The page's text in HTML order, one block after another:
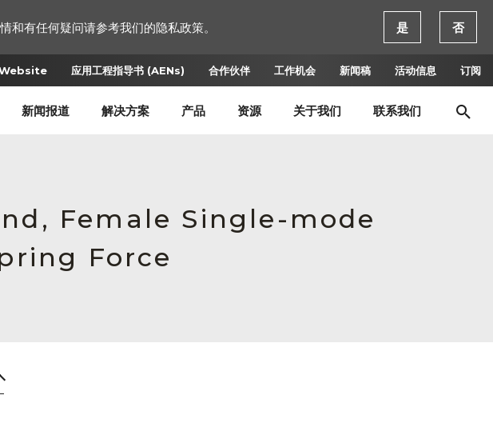
应用工程指导书 (AENs) 合作伙伴 工作机会 新闻稿 活动信息 订阅
新闻报道 解决方案 产品 资源 关于我们 联系我们
Female Single-mode
Force
有任何疑问请参考我们的隐私政策。 是 否